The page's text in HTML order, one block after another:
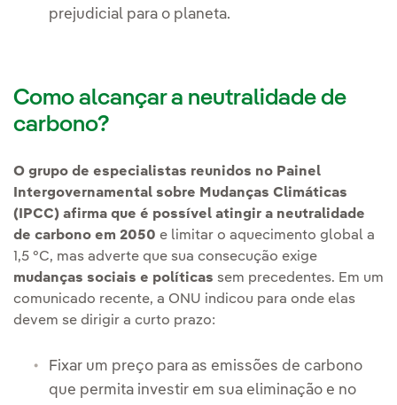
prejudicial para o planeta.
Como alcançar a neutralidade de
carbono?
O grupo de especialistas reunidos no Painel
Intergovernamental sobre Mudanças Climáticas
(IPCC) afirma que é possível atingir a neutralidade
de carbono em 2050 e limitar o aquecimento global a
1,5 °C, mas adverte que sua consecução exige
mudanças sociais e políticas sem precedentes. Em um
comunicado recente, a ONU indicou para onde elas
devem se dirigir a curto prazo:
Fixar um preço para as emissões de carbono
que permita investir em sua eliminação e no